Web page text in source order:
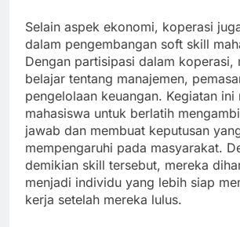
Selain aspek ekonomi, koperasi
dalam pengembangan soft skill
Dengan partisipasi dalam koperasi,
belajar tentang manajemen,
pengelolaan keuangan. Kegiatan ini
mahasiswa untuk berlatih
jawab dan membuat keputusan
mempengaruhi pada masyarakat.
demikian skill tersebut, mereka
menjadi individu yang lebih siap
kerja setelah mereka lulus.